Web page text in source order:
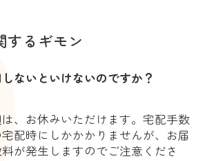
するギモン
いといけないのですか？
、お休みいただけます。宅配手数
配時にしかかかりませんが、お届
が発生しますのでご注意くださ